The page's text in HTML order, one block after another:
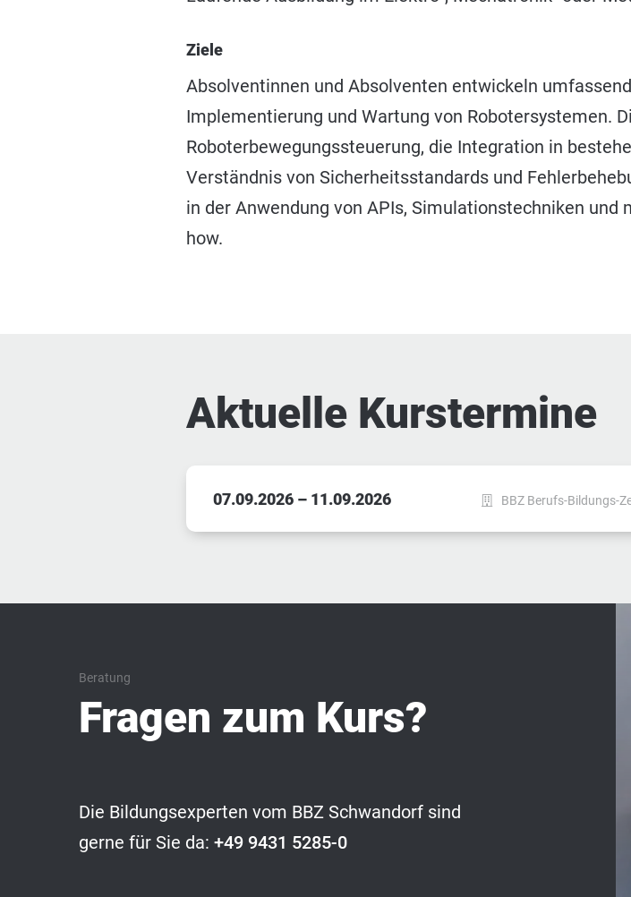
Ziele
Absolventinnen und Absolventen entwickeln
Implementierung und Wartung von Robotersystemen.
Roboterbewegungssteuerung, die Integration in
Verständnis von Sicherheitsstandards und
in der Anwendung von APIs, Simulationstechniken
how.
Aktuelle Kurstermine
07.09.2026 – 11.09.2026 BBZ Berufs-Bildungs-
Beratung
Fragen zum Kurs?
Die Bildungsexperten vom BBZ Schwandorf sind
gerne für Sie da: +49 9431 5285-0